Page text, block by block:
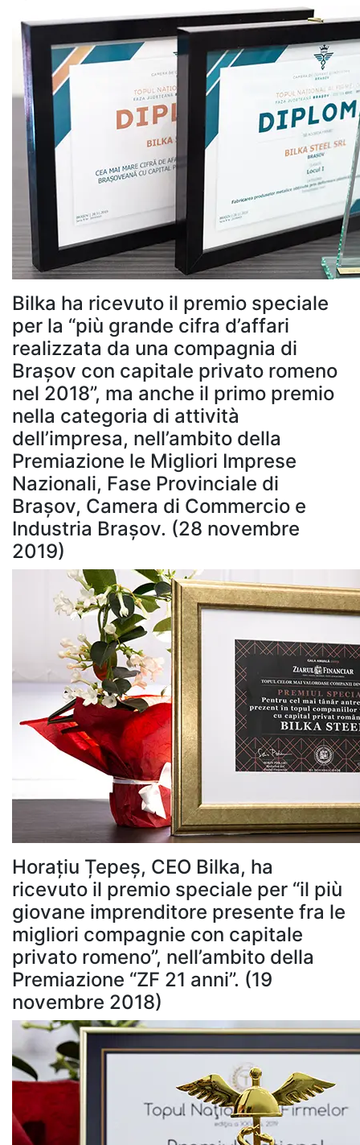
Bilka ha ricevuto il premio speciale
per la “più grande cifra d’affari
realizzata da una compagnia di
Brașov con capitale privato romeno
nel 2018”, ma anche il primo premio
nella categoria di attività
dell’impresa, nell’ambito della
Premiazione le Migliori Imprese
Nazionali, Fase Provinciale di
Brașov, Camera di Commercio e
Industria Brașov. (28 novembre
2019)
Horațiu Țepeș, CEO Bilka, ha
ricevuto il premio speciale per “il più
giovane imprenditore presente fra le
migliori compagnie con capitale
privato romeno”, nell’ambito della
Premiazione “ZF 21 anni”. (19
novembre 2018)